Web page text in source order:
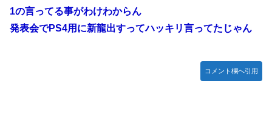
1の言ってる事がわけわからん
発表会でPS4用に新龍出すってハッキリ言ってたじゃん
コメント欄へ引用